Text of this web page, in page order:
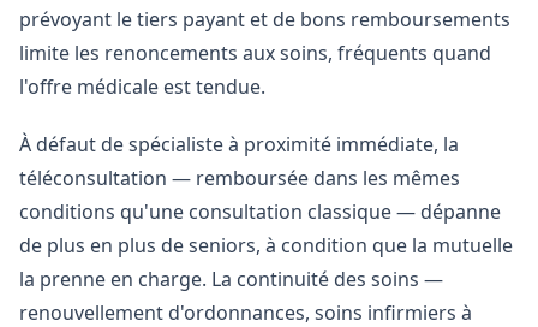
prévoyant le tiers payant et de bons remboursements
limite les renoncements aux soins, fréquents quand
l'offre médicale est tendue.
À défaut de spécialiste à proximité immédiate, la
téléconsultation — remboursée dans les mêmes
conditions qu'une consultation classique — dépanne
de plus en plus de seniors, à condition que la mutuelle
la prenne en charge. La continuité des soins —
renouvellement d'ordonnances, soins infirmiers à